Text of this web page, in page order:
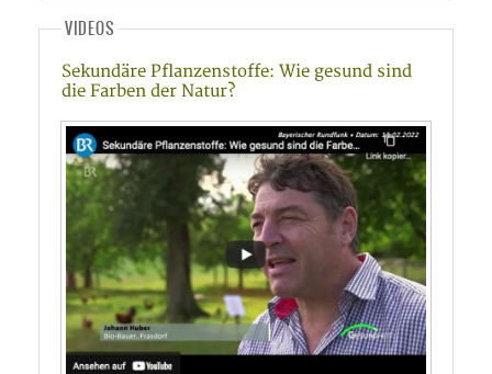
VIDEOS
Sekundäre Pflanzenstoffe: Wie gesund sind
die Farben der Natur?